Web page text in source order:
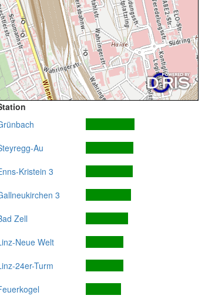
Au
Kristein 3
3
Zell
Neue Welt
24er-Turm